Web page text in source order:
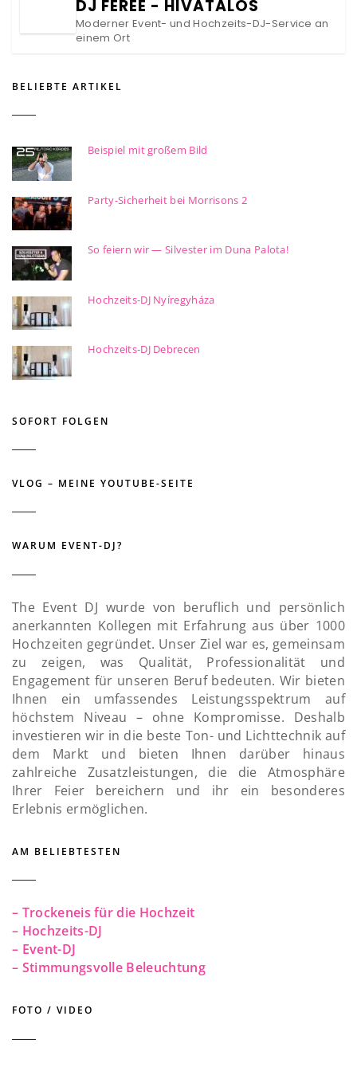
DJ FEREE - HIVATALOS
Moderner Event- und Hochzeits-DJ-Service an
einem Ort
BELIEBTE ARTIKEL
Beispiel mit großem Bild
Party-Sicherheit bei Morrisons 2
So feiern wir — Silvester im Duna Palota!
Hochzeits-DJ Nyíregyháza
Hochzeits-DJ Debrecen
SOFORT FOLGEN
VLOG – MEINE YOUTUBE-SEITE
WARUM EVENT-DJ?
The Event DJ wurde von beruflich und persönlich
anerkannten Kollegen mit Erfahrung aus über 1000
Hochzeiten gegründet. Unser Ziel war es, gemeinsam
zu zeigen, was Qualität, Professionalität und
Engagement für unseren Beruf bedeuten. Wir bieten
Ihnen ein umfassendes Leistungsspektrum auf
höchstem Niveau – ohne Kompromisse. Deshalb
investieren wir in die beste Ton- und Lichttechnik auf
dem Markt und bieten Ihnen darüber hinaus
zahlreiche Zusatzleistungen, die die Atmosphäre
Ihrer Feier bereichern und ihr ein besonderes
Erlebnis ermöglichen.
AM BELIEBTESTEN
– Trockeneis für die Hochzeit
– Hochzeits-DJ
– Event-DJ
– Stimmungsvolle Beleuchtung
FOTO / VIDEO